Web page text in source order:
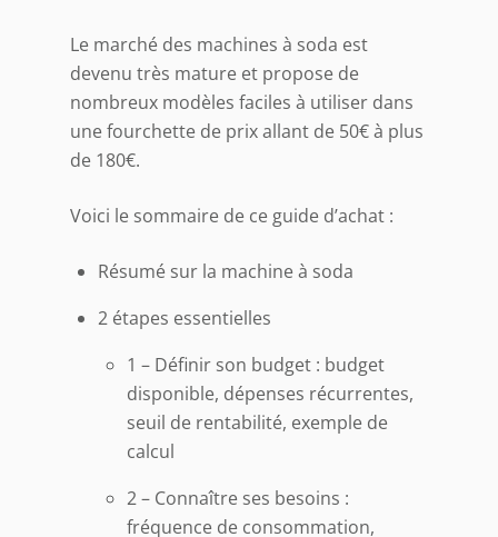
Le marché des machines à soda est
devenu très mature et propose de
nombreux modèles faciles à utiliser dans
une fourchette de prix allant de 50€ à plus
de 180€.
Voici le sommaire de ce guide d’achat :
Résumé sur la machine à soda
2 étapes essentielles
1 – Définir son budget: budget
disponible, dépenses récurrentes,
seuil de rentabilité, exemple de
calcul
2 – Connaître ses besoins :
fréquence de consommation,